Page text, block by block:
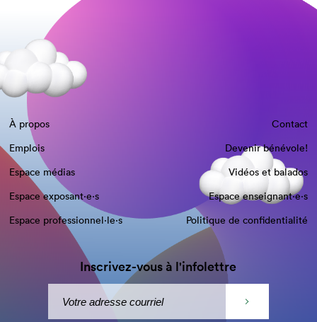
À propos
Contact
Emplois
Devenir bénévole!
Espace médias
Vidéos et balados
Espace exposant·e⋅s
Espace enseignant·e⋅s
Espace professionnel·le⋅s
Politique de confidentialité
Inscrivez-vous à l'infolettre